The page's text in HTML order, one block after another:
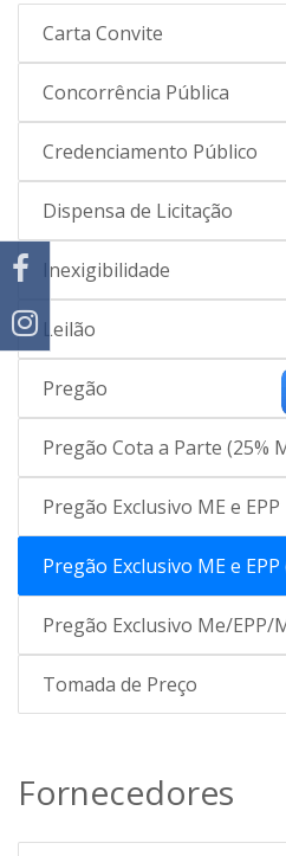
Carta Convite
Concorrência Pública
Credenciamento Público
Dispensa de Licitação
Inexigibilidade
Leilão
Pregão
Pregão Cota a Parte (25%
Pregão Exclusivo ME e EPP
Pregão Exclusivo ME e
Pregão Exclusivo Me/EPP/
Tomada de Preço
Fornecedores